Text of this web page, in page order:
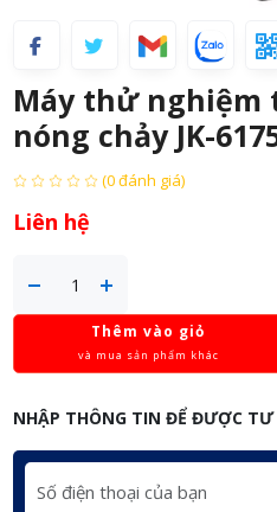
Máy thử nghiệm
nóng chảy JK-
(0 đánh giá)
Liên hệ
Thêm vào giỏ
và mua sản phẩm khác
NHẬP THÔNG TIN ĐỂ ĐƯỢC TƯ